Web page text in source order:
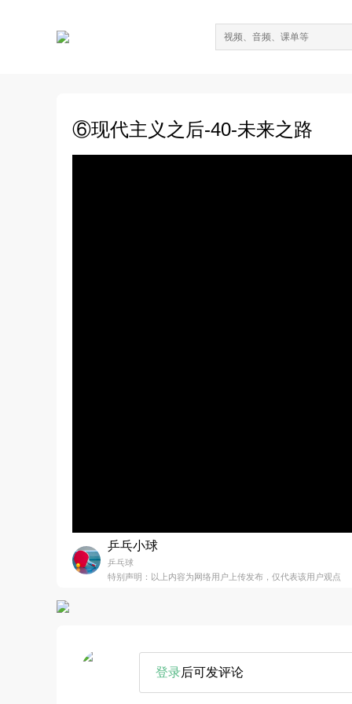
⑥现代主义之后-40-未来之路
乒乓小球
乒乓球
特别声明：以上内容为网络用户上传发布，仅代表该用户观点
登录后可发评论